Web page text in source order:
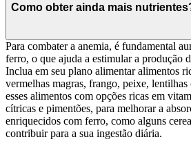
Como obter ainda mais
Para combater a anemia, é fundamental
ferro, o que ajuda a estimular a produção
Inclua em seu plano alimentar alimentos
vermelhas magras, frango, peixe,
esses alimentos com opções ricas em
cítricas e pimentões, para melhorar a
enriquecidos com ferro, como alguns
contribuir para a sua ingestão diária.